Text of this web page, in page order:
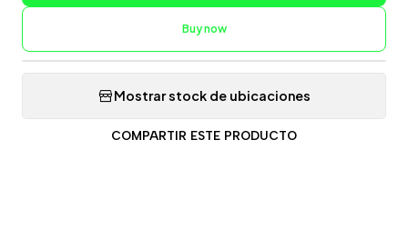
Buy now
Mostrar stock de ubicaciones
COMPARTIR ESTE PRODUCTO